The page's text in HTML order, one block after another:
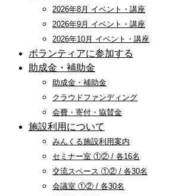
2026年8月 イベント・講座
2026年9月 イベント・講座
2026年10月 イベント・講座
ボランティアに参加する
助成金・補助金
助成金・補助金
クラウドファンディング
会費・寄付・協賛金
施設利用について
みんくる施設利用案内
セミナー室 ①② / 各16名
交流スペース ①② / 各30名
会議室 ①② / 各30名